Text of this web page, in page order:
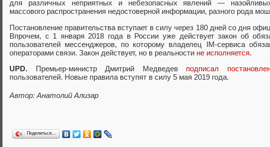
для различных неприятных и небезопасных явлений —
массового распространения недостоверной информации, разного рода
Постановление правительства вступает в силу через 180 дней со дня
Впрочем, с 1 января 2018 года в России уже действует закон об
пользователей мессенджеров, по которому владелец IM-сервиса
операторами связи. Закон действует, но в реальности не исполняется.
UPD. Премьер-министр Дмитрий Медведев подписал
пользователей. Новые правила вступят в силу 5 мая 2019 года.
Автор: Анатолий Ализар
Поделиться…